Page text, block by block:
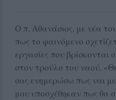
Ο π. Αθανάσιος, με νέα
πως το φαινόμενο
εργασίες που βρίσκονται
στον τρούλο του ναού.
σας ενημερώσω πως ναι
μου υποσχέθηκαν πως θα